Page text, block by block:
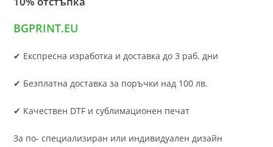
BGPRINT.EU
✔ Експресна изработка и доставка до 3 раб. дни
✔ Безплатна доставка за поръчки над 100 лв.
✔ Качествен DTF и сублимационен печат
За по- специализиран или индивидуален дизайн